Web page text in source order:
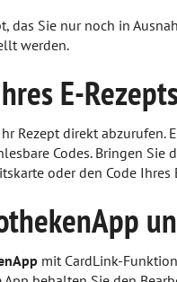
das Sie nur noch in
werden.
E-
Rezept direkt
Codes. Bringen
oder den Code
mit CardLink-